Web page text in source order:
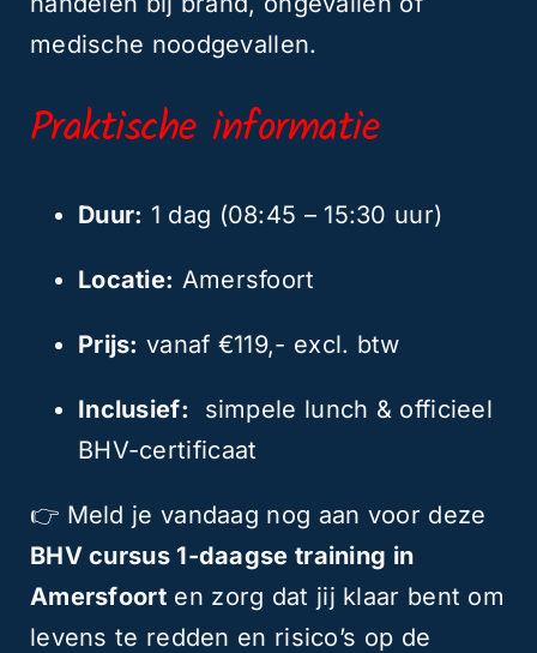
medische noodgevallen.
Praktische informatie
Duur: 1 dag (08:45 – 15:30 uur)
Locatie: Amersfoort
Prijs: vanaf €119,- excl. btw
Inclusief: simpele lunch & officieel
BHV-certificaat
👉 Meld je vandaag nog aan voor deze
BHV cursus 1-daagse training in
Amersfoort en zorg dat jij klaar bent om
levens te redden en risico’s op de